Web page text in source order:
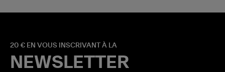
20 € EN VOUS INSCRIVANT À LA
NEWSLETTER